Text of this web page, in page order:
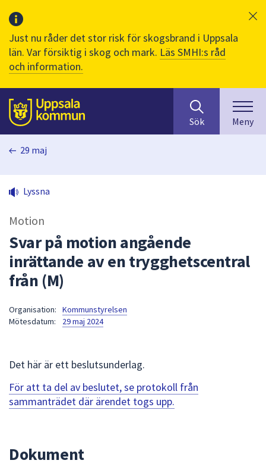
Just nu råder det stor risk för skogsbrand i Uppsala
län. Var försiktig i skog och mark. Läs SMHI:s råd
och information.
Till sidans
huvudinnehåll
efter
innehåll
på
sökfältet
kommer
sökförslag
att
navigera
mellan
Sök Meny
29 maj
Lyssna
Motion
Svar på motion angående
inrättande av en trygghetscentral
från (M)
Organisation:
Kommunstyrelsen
Mötesdatum:
29 maj 2024
Det här är ett beslutsunderlag.
För att ta del av beslutet, se protokoll från
sammanträdet där ärendet togs upp.
Dokument